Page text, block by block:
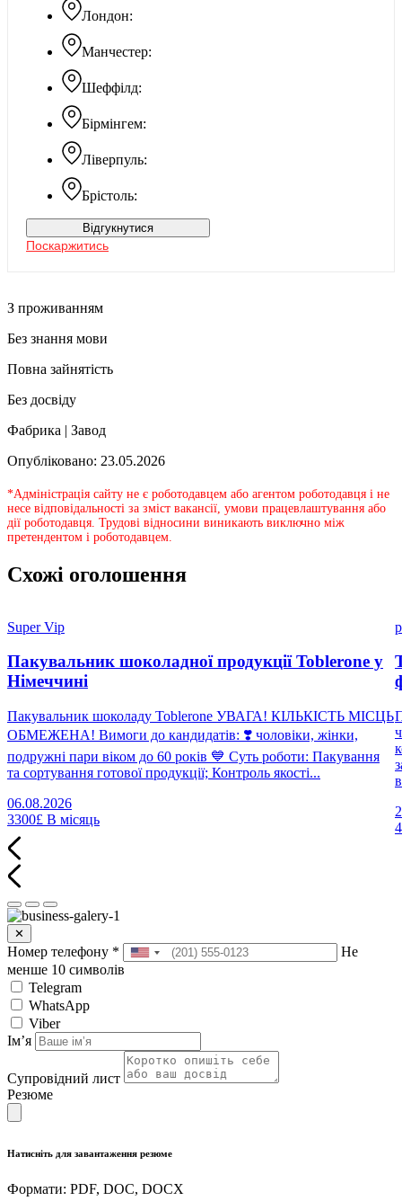
Лондон:
Манчестер:
Шеффілд:
Бірмінгем:
Ліверпуль:
Брістоль:
Відгукнутися
Поскаржитись
З проживанням
Без знання мови
Повна зайнятість
Без досвіду
Фабрика | Завод
Опубліковано: 23.05.2026
*Адміністрація сайту не є роботодавцем або агентом роботодавця і не
несе відповідальності за зміст вакансії, умови працевлаштування або
дії роботодавця. Трудові відносини виникають виключно між
претендентом і роботодавцем.
Схожі оголошення
Super Vip
Пакувальник шоколадної продукції Toblerone у
Німеччині
Пакувальник шоколаду Toblerone УВАГА! КІЛЬКІСТЬ МІСЦЬ
ОБМЕЖЕНА! Вимоги до кандидатів: ❣️ чоловіки, жінки,
подружні пари віком до 60 років 💙 Суть роботи: Пакування
та сортування готової продукції; Контроль якості...
06.08.2026
3300£ В місяць
✕
Номер телефону *
Не
менше 10 символів
Telegram
WhatsApp
Viber
Імʼя
Супровідний лист
Резюме
Натисніть для завантаження резюме
Формати: PDF, DOC, DOCX